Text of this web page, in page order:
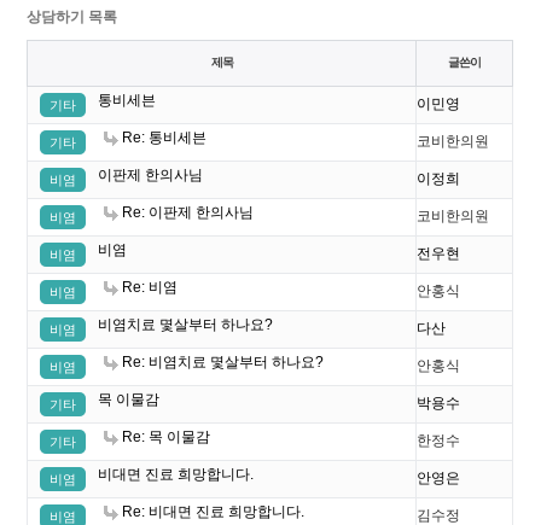
상담하기 목록
제목 글쓴이
기타 통비세븐 이민영
기타 Re: 통비세븐 코비한의원
비염 이판제 한의사님 이정희
비염 Re: 이판제 한의사님 코비한의원
비염 비염 전우현
비염 Re: 비염 안홍식
비염 비염치료 몇살부터 하나요? 다산
비염 Re: 비염치료 몇살부터 하나요? 안홍식
기타 목 이물감 박용수
기타 Re: 목 이물감 한정수
비염 비대면 진료 희망합니다. 안영은
비염 Re: 비대면 진료 희망합니다. 김수정